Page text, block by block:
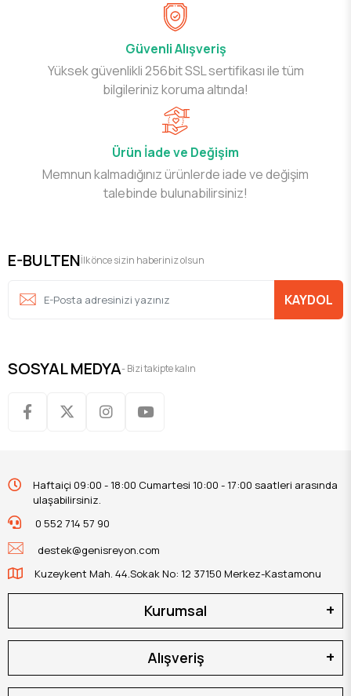
Güvenli Alışveriş
Yüksek güvenlikli 256bit SSL sertifikası ile tüm
bilgileriniz koruma altında!
Ürün İade ve Değişim
Memnun kalmadığınız ürünlerde iade ve değişim
talebinde bulunabilirsiniz!
E-BULTENİlk önce sizin haberiniz olsun
KAYDOL
SOSYAL MEDYA- Bizi takipte kalın
Haftaiçi 09:00 - 18:00 Cumartesi 10:00 - 17:00 saatleri arasında
ulaşabilirsiniz.
0 552 714 57 90
destek@genisreyon.com
Kuzeykent Mah. 44.Sokak No: 12 37150 Merkez-Kastamonu
Kurumsal
Alışveriş